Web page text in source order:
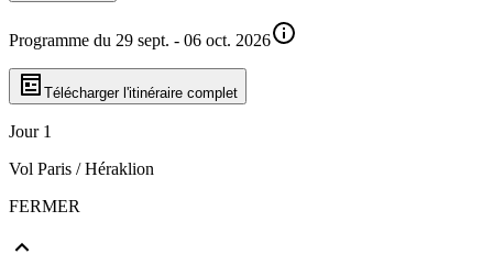
Programme du 29 sept. - 06 oct. 2026
Télécharger l'itinéraire complet
Jour 1
Vol Paris / Héraklion
FERMER